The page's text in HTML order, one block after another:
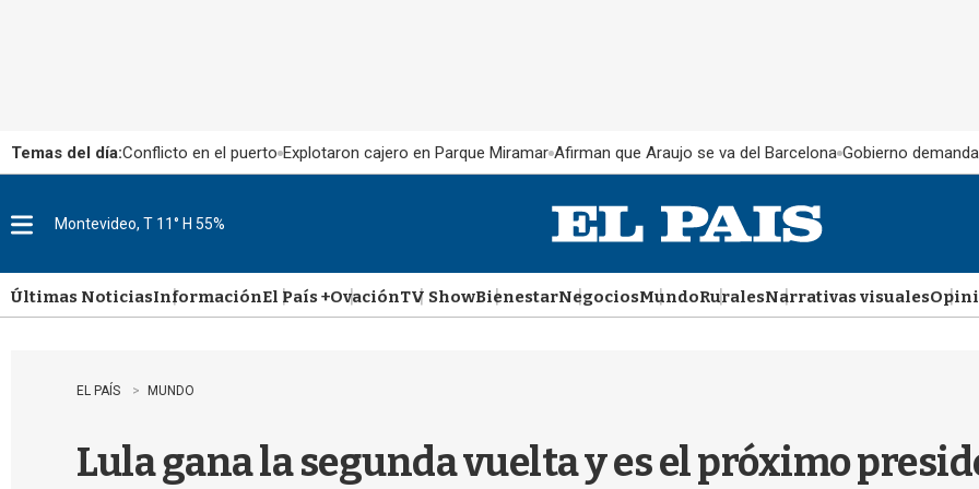
Temas del día:Conflicto en el puerto Explotaron cajero en Parque Miramar Afirman que Araujo se va del Barcelona Gobierno
u
Montevideo, T 11° H 55%
Últimas NoticiasInformaciónEl País +OvaciónTV ShowBienestarNegociosMundoRuralesNarrativas visuales
EL PAÍS MUNDO
Lula gana la segunda vuelta y es el próximo